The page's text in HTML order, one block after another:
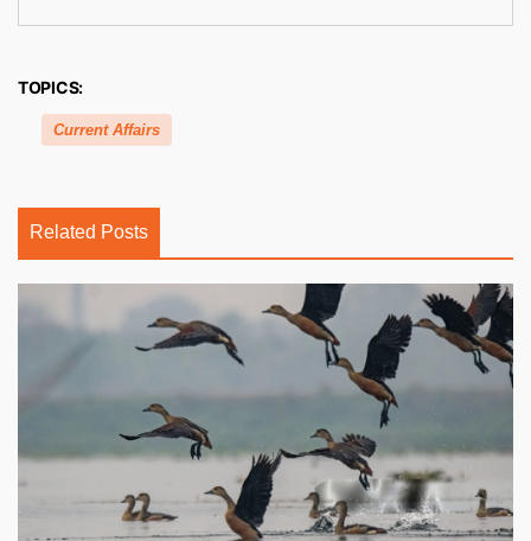
TOPICS:
Current Affairs
Related Posts